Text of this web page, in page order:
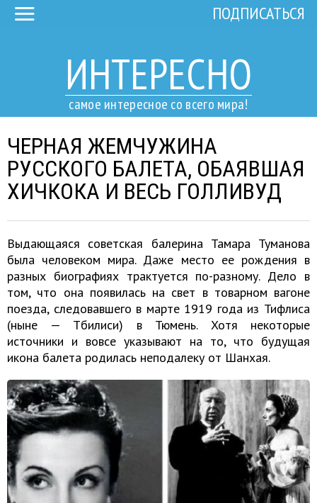
ИНТЕРЕСНО
самое интересное со всего мира!
ПОДПИСАТЬСЯ
ЧЕРНАЯ ЖЕМЧУЖИНА
РУССКОГО БАЛЕТА, ОБАЯВШАЯ
ХИЧКОКА И ВЕСЬ ГОЛЛИВУД
Выдающаяся советская балерина Тамара Туманова
была человеком мира. Даже место ее рождения в
разных биографиях трактуется по-разному. Дело в
том, что она появилась на свет в товарном вагоне
поезда, следовавшего в марте 1919 года из Тифлиса
(ныне — Тбилиси) в Тюмень. Хотя некоторые
источники и вовсе указывают на то, что будущая
икона балета родилась неподалеку от Шанхая.